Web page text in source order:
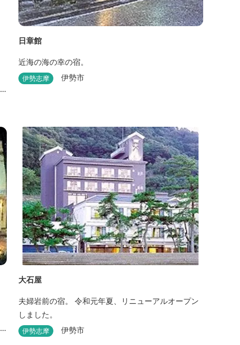
日章館
近海の海の幸の宿。
伊勢志摩 伊勢市
大石屋
夫婦岩前の宿。 令和元年夏、リニューアルオープン
しました。
伊勢志摩 伊勢市